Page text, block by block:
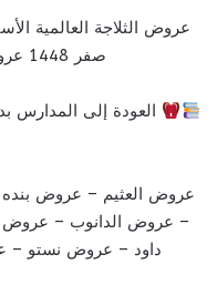
صفر 1448 عروض العودة إلى المدارس
العودة إلى المدارس
عروض العثيم – عروض بنده
– عروض الدانوب – عروض
داود – عروض نستو –